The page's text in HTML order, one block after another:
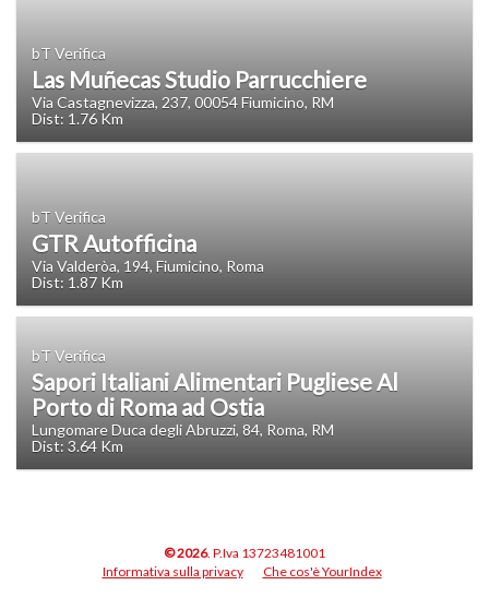
bT Verifica
Las Muñecas Studio Parrucchiere
Via Castagnevizza, 237, 00054 Fiumicino, RM
Dist: 1.76 Km
bT Verifica
GTR Autofficina
Via Valderòa, 194, Fiumicino, Roma
Dist: 1.87 Km
bT Verifica
Sapori Italiani Alimentari Pugliese Al
Porto di Roma ad Ostia
Lungomare Duca degli Abruzzi, 84, Roma, RM
Dist: 3.64 Km
© 2026. P.Iva 13723481001
Informativa sulla privacy
Che cos'è YourIndex